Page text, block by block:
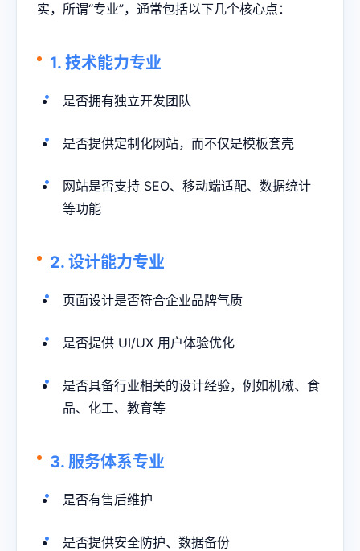
实，所谓“专业”，通常包括以下几个核心点：
1. 技术能力专业
是否拥有独立开发团队
是否提供定制化网站，而不仅是模板套壳
网站是否支持 SEO、移动端适配、数据统计
等功能
2. 设计能力专业
页面设计是否符合企业品牌气质
是否提供 UI/UX 用户体验优化
是否具备行业相关的设计经验，例如机械、食
品、化工、教育等
3. 服务体系专业
是否有售后维护
是否提供安全防护、数据备份